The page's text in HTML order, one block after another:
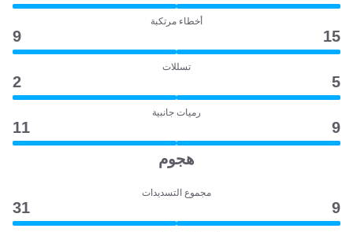
أخطاء مرتكبة
15
9
تسللات
5
2
رميات جانبية
9
11
هجوم
مجموع التسديدات
9
31